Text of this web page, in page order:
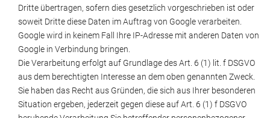
Dritte übertragen, sofern dies gesetzlich vorgeschrieben ist oder
soweit Dritte diese Daten im Auftrag von Google verarbeiten.
Google wird in keinem Fall Ihre IP-Adresse mit anderen Daten von
Google in Verbindung bringen.
Die Verarbeitung erfolgt auf Grundlage des Art. 6 (1) lit. f DSGVO
aus dem berechtigten Interesse an dem oben genannten Zweck.
Sie haben das Recht aus Gründen, die sich aus Ihrer besonderen
Situation ergeben, jederzeit gegen diese auf Art. 6 (1) f DSGVO